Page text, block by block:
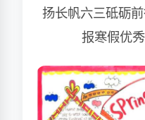
扬长帆六三砥砺
报寒假优